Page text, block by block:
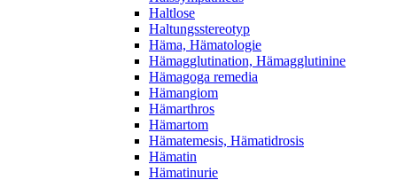
Haltlose
Haltungsstereotyp
Häma, Hämatologie
Hämagglutination, Hämagglutinine
Hämagoga remedia
Hämangiom
Hämarthros
Hämartom
Hämatemesis, Hämatidrosis
Hämatin
Hämatinurie